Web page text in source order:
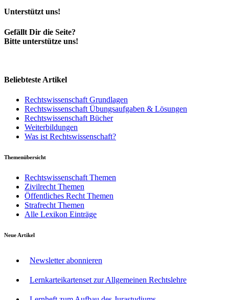
Unterstützt uns!
Gefällt Dir die Seite?
Bitte unterstütze uns!
Beliebteste Artikel
Rechtswissenschaft Grundlagen
Rechtswissenschaft Übungsaufgaben & Lösungen
Rechtswissenschaft Bücher
Weiterbildungen
Was ist Rechtswissenschaft?
Themenübersicht
Rechtswissenschaft Themen
Zivilrecht Themen
Öffentliches Recht Themen
Strafrecht Themen
Alle Lexikon Einträge
Neue Artikel
Newsletter abonnieren
Lernkarteikartenset zur Allgemeinen Rechtslehre